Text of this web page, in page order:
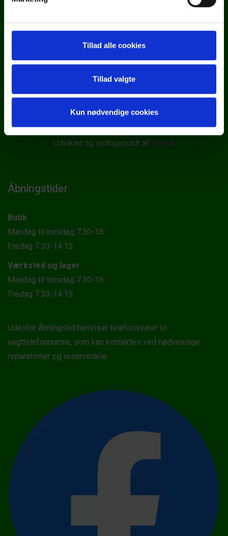
Tillad alle cookies
Tillad valgte
Kun nødvendige cookies
Udviklet og vedligeholdt af brb.dk
Åbningstider
Butik
Mandag til torsdag 7.30-16
Fredag 7.30-14:15
Værksted og lager
Mandag til torsdag 7.30-16
Fredag 7.30-14.15
Udenfor åbningstid henviser telefonsvarer til
vagttelefonnumre, som kan kontaktes ved nødvendige
reparationer og reservedele.